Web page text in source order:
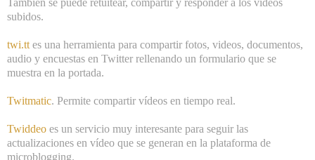
También se puede retuitear, compartir y responder a los vídeos
subidos.
twi.tt es una herramienta para compartir fotos, videos, documentos,
audio y encuestas en Twitter rellenando un formulario que se
muestra en la portada.
Twitmatic. Permite compartir vídeos en tiempo real.
Twiddeo es un servicio muy interesante para seguir las
actualizaciones en vídeo que se generan en la plataforma de
microblogging.